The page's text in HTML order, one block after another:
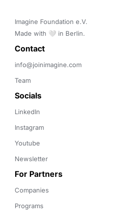
Imagine Foundation e.V.
Made with 🤍 in Berlin.
Contact
info@joinimagine.com
Team
Socials
LinkedIn
Instagram
Youtube
Newsletter
For Partners
Companies
Programs